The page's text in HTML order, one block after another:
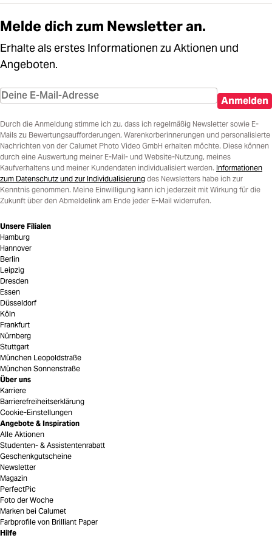
Melde dich zum Newsletter an.
Erhalte als erstes Informationen zu Aktionen und
Angeboten.
Anmelden
Durch die Anmeldung stimme ich zu, dass ich regelmäßig Newsletter sowie E-
Mails zu Bewertungsaufforderungen, Warenkorberinnerungen und personalisierte
Nachrichten von der Calumet Photo Video GmbH erhalten möchte. Diese können
durch eine Auswertung meiner E-Mail- und Website-Nutzung, meines
Kaufverhaltens und meiner Kundendaten individualisiert werden. Informationen
zum Datenschutz und zur Individualisierung des Newsletters habe ich zur
Kenntnis genommen. Meine Einwilligung kann ich jederzeit mit Wirkung für die
Zukunft über den Abmeldelink am Ende jeder E-Mail widerrufen.
Unsere Filialen
Hamburg
Hannover
Berlin
Leipzig
Dresden
Essen
Düsseldorf
Köln
Frankfurt
Nürnberg
Stuttgart
München Leopoldstraße
München Sonnenstraße
Über uns
Karriere
Barrierefreiheitserklärung
Cookie-Einstellungen
Angebote & Inspiration
Alle Aktionen
Studenten- & Assistentenrabatt
Geschenkgutscheine
Newsletter
Magazin
PerfectPic
Foto der Woche
Marken bei Calumet
Farbprofile von Brilliant Paper
Hilfe